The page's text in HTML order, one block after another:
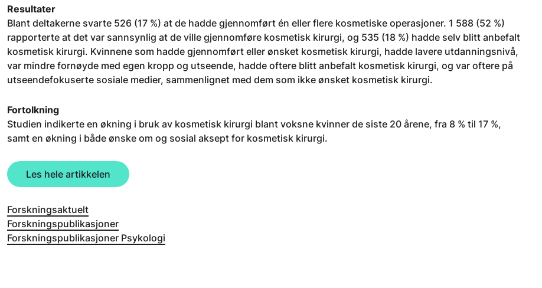
Resultater
Blant deltakerne svarte 526 (17 %) at de hadde gjennomført én eller flere kosmetiske operasjoner. 1 588 (52 %)
rapporterte at det var sannsynlig at de ville gjennomføre kosmetisk kirurgi, og 535 (18 %) hadde selv blitt anbefalt
kosmetisk kirurgi. Kvinnene som hadde gjennomført eller ønsket kosmetisk kirurgi, hadde lavere utdanningsnivå,
var mindre fornøyde med egen kropp og utseende, hadde oftere blitt anbefalt kosmetisk kirurgi, og var oftere på
utseendefokuserte sosiale medier, sammenlignet med dem som ikke ønsket kosmetisk kirurgi.
Fortolkning
Studien indikerte en økning i bruk av kosmetisk kirurgi blant voksne kvinner de siste 20 årene, fra 8 % til 17 %,
samt en økning i både ønske om og sosial aksept for kosmetisk kirurgi.
Les hele artikkelen
Forskningsaktuelt
Forskningspublikasjoner
Forskningspublikasjoner Psykologi